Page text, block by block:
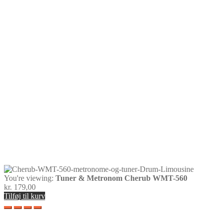
You're viewing: Tuner & Metronom Cherub WMT-560
kr. 179,00
Tilføj til kurv